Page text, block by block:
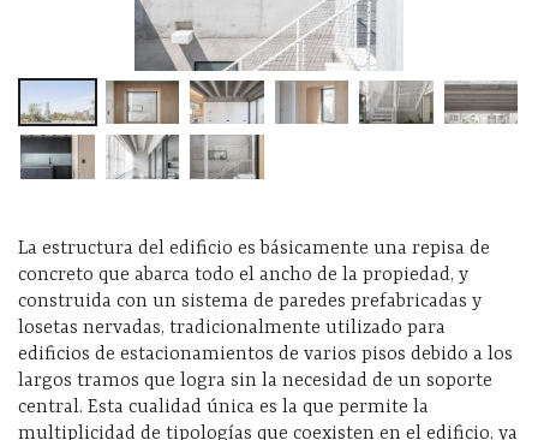
La estructura del edificio es básicamente una repisa de
concreto que abarca todo el ancho de la propiedad, y
construida con un sistema de paredes prefabricadas y
losetas nervadas, tradicionalmente utilizado para
edificios de estacionamientos de varios pisos debido a los
largos tramos que logra sin la necesidad de un soporte
central. Esta cualidad única es la que permite la
multiplicidad de tipologías que coexisten en el edificio, ya